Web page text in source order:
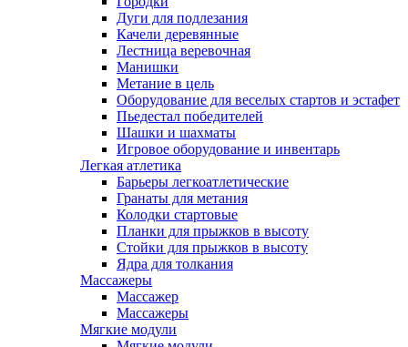
Дуги для подлезания
Качели деревянные
Лестница веревочная
Манишки
Метание в цель
Оборудование для веселых стартов и эстафет
Пьедестал победителей
Шашки и шахматы
Игровое оборудование и инвентарь
Легкая атлетика
Барьеры легкоатлетические
Гранаты для метания
Колодки стартовые
Планки для прыжков в высоту
Стойки для прыжков в высоту
Ядра для толкания
Массажеры
Массажер
Массажеры
Мягкие модули